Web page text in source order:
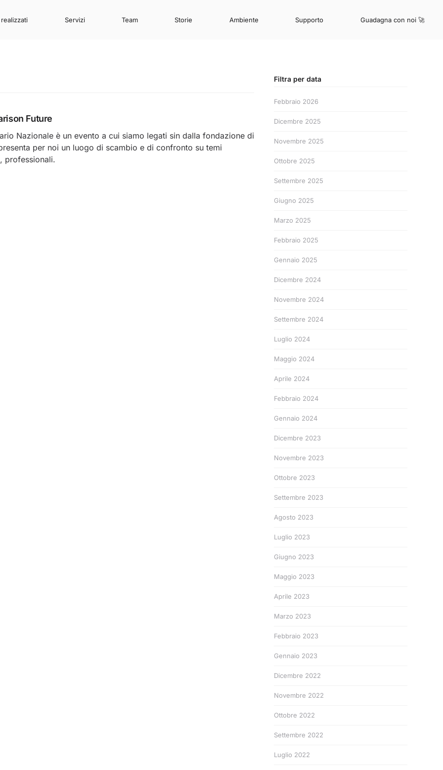
Servizi Team Storie Ambiente Supporto Guadagna con noi 🚀
Future
Nazionale è un evento a cui siamo legati sin dalla fondazione di
per noi un luogo di scambio e di confronto su temi
professionali.
Filtra per data
Febbraio 2026
Dicembre 2025
Novembre 2025
Ottobre 2025
Settembre 2025
Giugno 2025
Marzo 2025
Febbraio 2025
Gennaio 2025
Dicembre 2024
Novembre 2024
Settembre 2024
Luglio 2024
Maggio 2024
Aprile 2024
Febbraio 2024
Gennaio 2024
Dicembre 2023
Novembre 2023
Ottobre 2023
Settembre 2023
Agosto 2023
Luglio 2023
Giugno 2023
Maggio 2023
Aprile 2023
Marzo 2023
Febbraio 2023
Gennaio 2023
Dicembre 2022
Novembre 2022
Ottobre 2022
Settembre 2022
Luglio 2022